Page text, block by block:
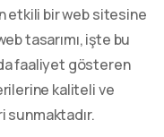
etkili bir web sitesine
tasarımı, işte bu
faaliyet gösteren
kaliteli ve
sunmaktadır.